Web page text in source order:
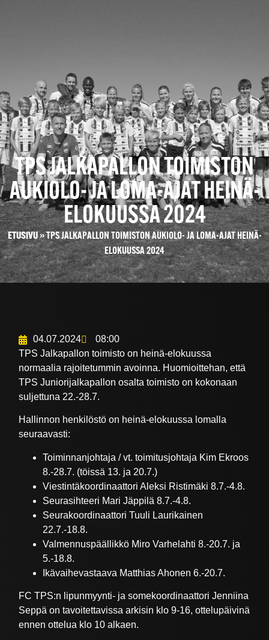
TPS JALKAPALLON TOIMISTON
AUKIOLO- JA LOMA-AJAT HEINÄ-
ELOKUUSSA 2024
ETUSIVU»TPS JALKAPALLON TOIMISTON AUKIOLO- JA LOMA-AJAT HEINÄ-
ELOKUUSSA 2024
04.07.2024
08:00
TPS Jalkapallon toimisto on heinä-elokuussa
normaalia rajoitetummin avoinna. Huomioittehan, että
TPS Juniorijalkapallon osalta toimisto on kokonaan
suljettuna 22.-28.7.
Hallinnon henkilöstö on heinä-elokuussa lomalla
seuraavasti:
Toiminnanjohtaja / vt. toimitusjohtaja Kim Ekroos
8.-28.7. (töissä 13. ja 20.7.)
Viestintäkoordinaattori Aleksi Ristimäki 8.7.-4.8.
Seurasihteeri Mari Jäppilä 8.7.-4.8.
Seurakoordinaattori Tuuli Laurikainen
22.7.-18.8.
Valmennuspäällikkö Miro Varhelahti 8.-20.7. ja
5.-18.8.
Ikävaihevastaava Matthias Ahonen 6.-20.7.
FC TPS:n lipunmyynti- ja somekoordinaattori Jenniina
Seppä on tavoitettavissa arkisin klo 9-16, ottelupäivinä
ennen ottelua klo 10 alkaen.